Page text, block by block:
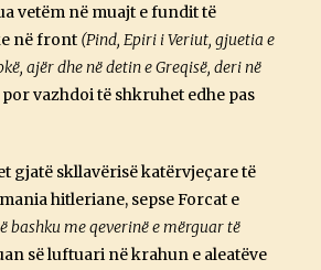
vetëm në muajt e fundit të
në front (Pind, Epiri i Veriut, gjuetia e
ajër dhe në detin e Greqisë, deri në
por vazhdoi të shkruhet edhe pas
gjatë skllavërisë katërvjeçare të
hitleriane, sepse Forcat e
bashku me qeverinë e mërguar të
së luftuari në krahun e aleatëve